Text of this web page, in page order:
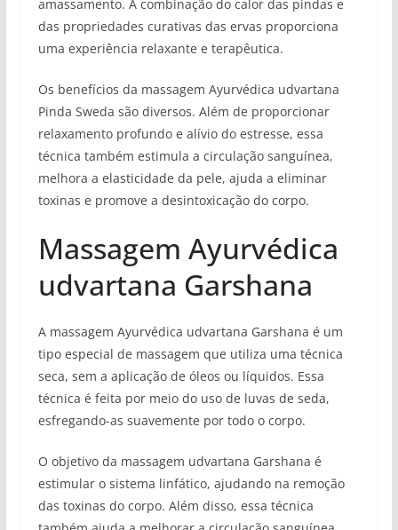
amassamento. A combinação do calor das pindas e
das propriedades curativas das ervas proporciona
uma experiência relaxante e terapêutica.
Os benefícios da massagem Ayurvédica udvartana
Pinda Sweda são diversos. Além de proporcionar
relaxamento profundo e alívio do estresse, essa
técnica também estimula a circulação sanguínea,
melhora a elasticidade da pele, ajuda a eliminar
toxinas e promove a desintoxicação do corpo.
Massagem Ayurvédica
udvartana Garshana
A massagem Ayurvédica udvartana Garshana é um
tipo especial de massagem que utiliza uma técnica
seca, sem a aplicação de óleos ou líquidos. Essa
técnica é feita por meio do uso de luvas de seda,
esfregando-as suavemente por todo o corpo.
O objetivo da massagem udvartana Garshana é
estimular o sistema linfático, ajudando na remoção
das toxinas do corpo. Além disso, essa técnica